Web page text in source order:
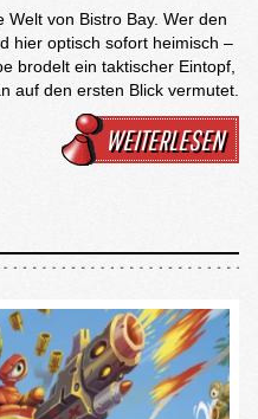
von Bistro Bay. Wer den
hier optisch sofort heimisch –
brodelt ein taktischer Eintopf,
auf den ersten Blick vermutet.
WEITERLESEN